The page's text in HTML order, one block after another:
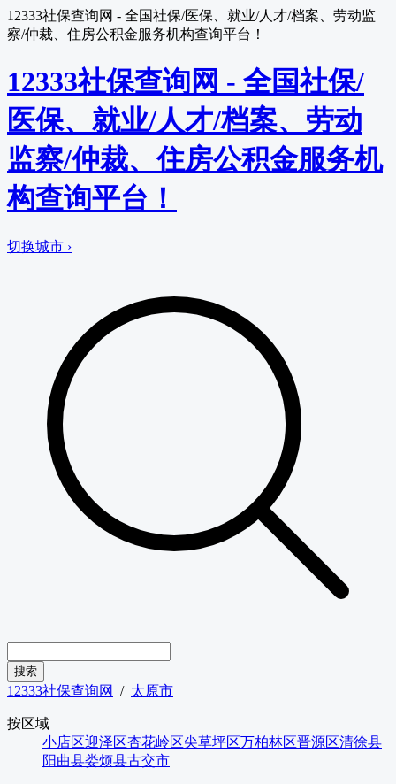
12333社保查询网 - 全国社保/医保、就业/人才/档案、劳动监
察/仲裁、住房公积金服务机构查询平台！
12333社保查询网 - 全国社保/
医保、就业/人才/档案、劳动
监察/仲裁、住房公积金服务机
构查询平台！
切换城市 ›
12333社保查询网 / 太原市
按区域
小店区迎泽区杏花岭区尖草坪区万柏林区晋源区清徐县
阳曲县娄烦县古交市